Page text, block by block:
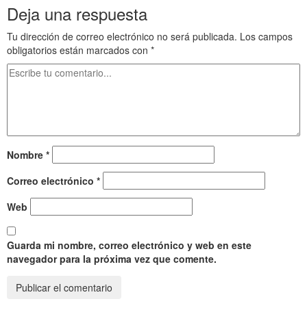
Deja una respuesta
Tu dirección de correo electrónico no será publicada. Los campos
obligatorios están marcados con *
Nombre *
Correo electrónico *
Web
Guarda mi nombre, correo electrónico y web en este
navegador para la próxima vez que comente.